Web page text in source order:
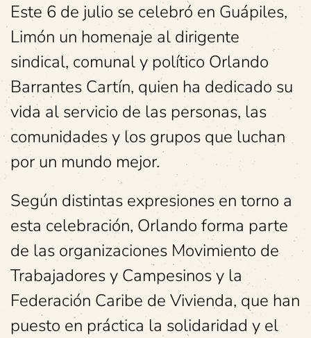
Este 6 de julio se celebró en Guápiles,
Limón un homenaje al dirigente
sindical, comunal y político Orlando
Barrantes Cartín, quien ha dedicado su
vida al servicio de las personas, las
comunidades y los grupos que luchan
por un mundo mejor.
Según distintas expresiones en torno a
esta celebración, Orlando forma parte
de las organizaciones Movimiento de
Trabajadores y Campesinos y la
Federación Caribe de Vivienda, que han
puesto en práctica la solidaridad y el